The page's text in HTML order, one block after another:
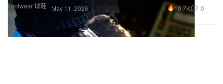
Footwear 球鞋 May 11, 2026 10.7K 0